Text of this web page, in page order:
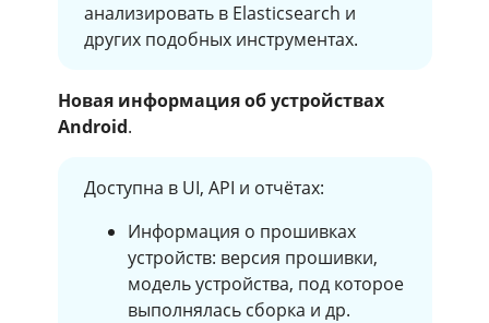
анализировать в Elasticsearch и
других подобных инструментах.
Новая информация об устройствах
Android.
Доступна в UI, API и отчётах:
Информация о прошивках
устройств: версия прошивки,
модель устройства, под которое
выполнялась сборка и др.